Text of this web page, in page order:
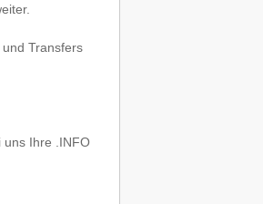
Transfers
uns Ihre .INFO